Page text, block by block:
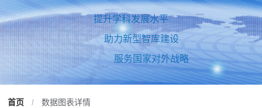
提升学科发展水平
助力新型智库建设
服务国家对外战略
首页 / 数据图表详情